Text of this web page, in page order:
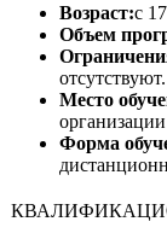
Возраст:с
Объем
отсутствуют.
Место
организации
Форма